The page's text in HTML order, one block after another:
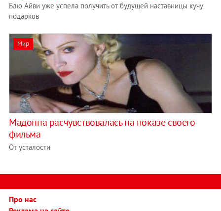
Блю Айви уже успела получить от будущей наставницы кучу
подарков
Мир
Мадонна расчувствовалась на показе своего
фильма
От усталости
Про нас